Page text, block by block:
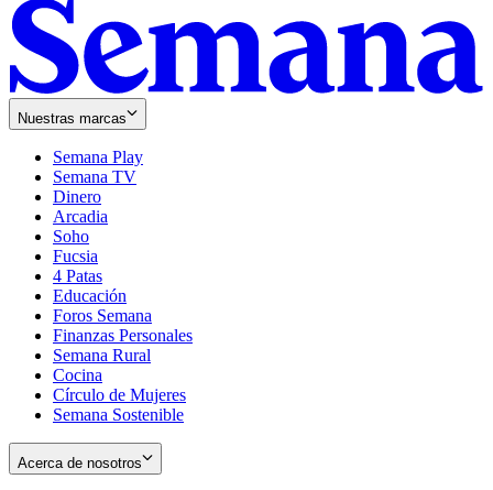
Nuestras marcas
Semana Play
Semana TV
Dinero
Arcadia
Soho
in
new
window
Fucsia
in
new
window
4 Patas
Educación
Foros Semana
Finanzas Personales
Semana Rural
Cocina
Círculo de Mujeres
Semana Sostenible
Acerca de nosotros